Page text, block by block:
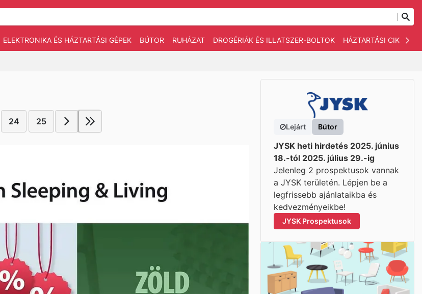
ELEKTRONIKA ÉS HÁZTARTÁSI GÉPEK BÚTOR RUHÁZAT DROGÉRIÁK ÉS ILLATSZER-BOLTOK HÁZTARTÁSI CIKKEK
24 25
Lejárt Bútor
JYSK heti hirdetés 2025. június
18.-tól 2025. július 29.-ig
Jelenleg 2 prospektusok vannak
a JYSK területén. Lépjen be a
legfrissebb ajánlataikba és
kedvezményeikbe!
JYSK Prospektusok